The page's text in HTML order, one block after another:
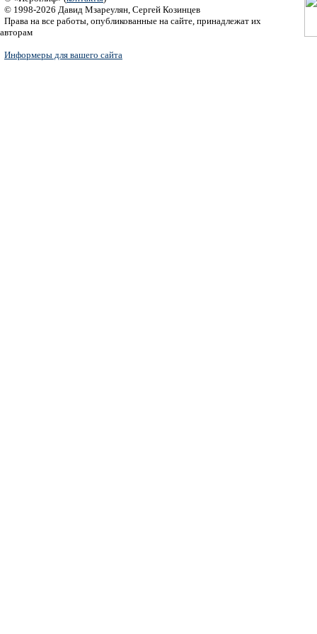
© 1998-2026 Давид Мзареулян, Сергей Козинцев
Права на все работы, опубликованные на сайте, принадлежат их
авторам
Информеры для вашего сайта